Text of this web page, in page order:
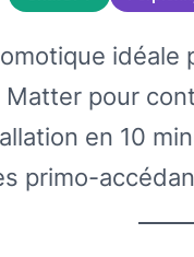
idéale
pour
en 10
primo-